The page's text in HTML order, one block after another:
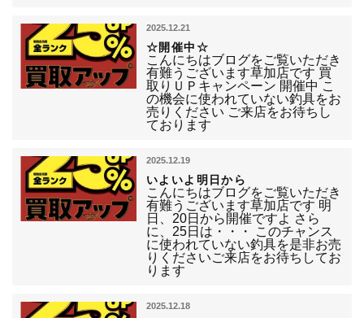
2025.12.21
☆開催中☆
こんにちはブログをご覧いただき
有難うございます草加店です 買
取りＵＰキャンペーン 開催中 こ
の機会に使われていない釣具をお
売りください ご来店をお待ちし
ております
2025.12.19
いよいよ明日から
こんにちはブログをご覧いただき
有難うございます草加店です 明
日、20日から開催ですよ さら
に、25日は・・・ このチャンス
に使われていない釣具を是非お売
りくださいご来店をお待ちしてお
ります
2025.12.18